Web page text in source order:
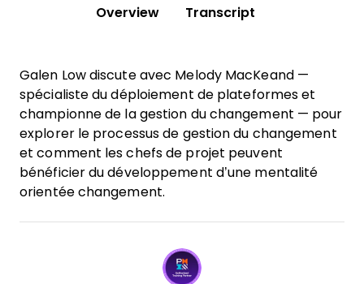
Overview Transcript
Galen Low discute avec Melody MacKeand —
spécialiste du déploiement de plateformes et
championne de la gestion du changement — pour
explorer le processus de gestion du changement
et comment les chefs de projet peuvent
bénéficier du développement d’une mentalité
orientée changement.